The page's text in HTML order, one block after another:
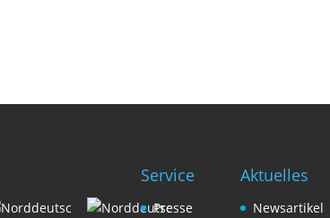
Service
Presse
Aktuelles
Newsartikel